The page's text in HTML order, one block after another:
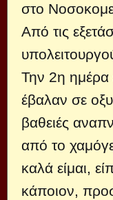
στο
Από τις
Την 2η ημέρα
έβαλαν σε
βαθειές
από το
καλά είμαι,
κάποιον,